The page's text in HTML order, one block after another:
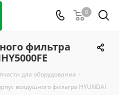
0
фильтра
для оборудования -
воздушного фильтра HYUNDAI